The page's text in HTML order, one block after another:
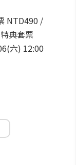
NTD490 /
典套票
六) 12:00